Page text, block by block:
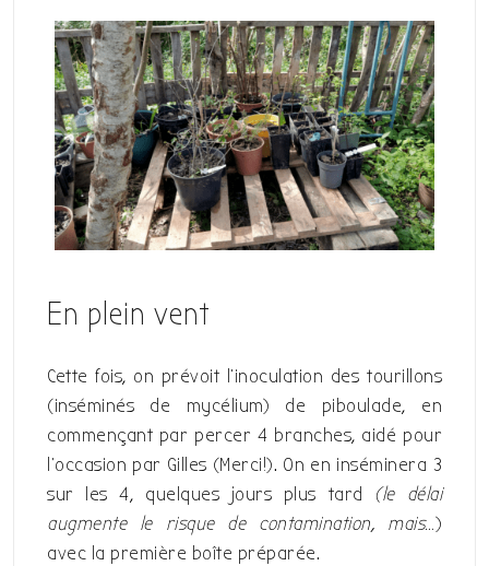
En plein vent
Cette fois, on prévoit l’inoculation des tourillons
(inséminés de mycélium) de piboulade, en
commençant par percer 4 branches, aidé pour
l’occasion par Gilles (Merci!). On en inséminera 3
sur les 4, quelques jours plus tard (le délai
augmente le risque de contamination, mais…)
avec la première boîte préparée.